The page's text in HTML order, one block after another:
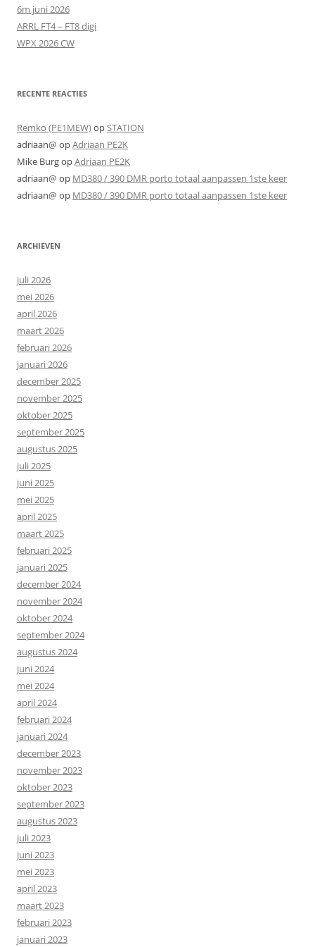
6m juni 2026
ARRL FT4 – FT8 digi
WPX 2026 CW
RECENTE REACTIES
Remko (PE1MEW)opSTATION
adriaan@ opAdriaan PE2K
Mike BurgopAdriaan PE2K
adriaan@ op MD380 / 390 DMR porto totaal aanpassen 1ste keer
adriaan@ op MD380 / 390 DMR porto totaal aanpassen 1ste keer
ARCHIEVEN
juli 2026
mei 2026
april 2026
maart 2026
februari 2026
januari 2026
december 2025
november 2025
oktober 2025
september 2025
augustus 2025
juli 2025
juni 2025
mei 2025
april 2025
maart 2025
februari 2025
januari 2025
december 2024
november 2024
oktober 2024
september 2024
augustus 2024
juni 2024
mei 2024
april 2024
februari 2024
januari 2024
december 2023
november 2023
oktober 2023
september 2023
augustus 2023
juli 2023
juni 2023
mei 2023
april 2023
maart 2023
februari 2023
januari 2023